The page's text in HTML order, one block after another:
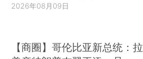
2026年08月09日
【商圈】哥伦比亚新总统：拉